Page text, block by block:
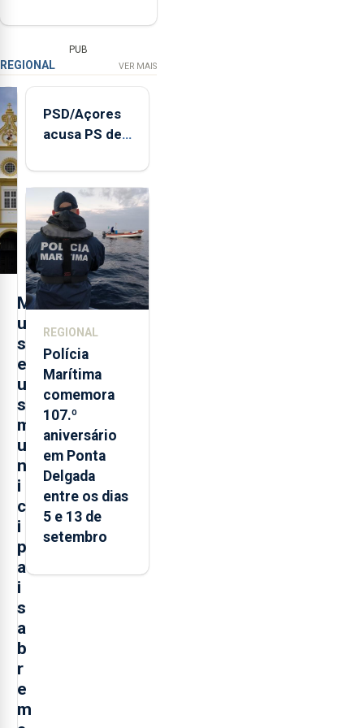
PUB
REGIONAL VER MAIS
M
u
s
e
u
s
m
u
n
i
c
i
p
a
i
s
a
b
r
e
m
PSD/Açores
acusa PS de
contraditória"
sobre
evolução
turística
REGIONAL
Polícia
Marítima
comemora
107.º
aniversário
em Ponta
Delgada
entre os dias
5 e 13 de
setembro